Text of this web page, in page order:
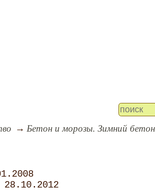
Бетон и морозы. Зимний бетон
28.10.2012